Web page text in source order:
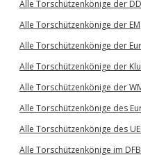
Alle Torschützenkönige der
Alle Torschützenkönige der EM
Alle Torschützenkönige der
Alle Torschützenkönige der
Alle Torschützenkönige der
Alle Torschützenkönige des
Alle Torschützenkönige des
Alle Torschützenkönige im